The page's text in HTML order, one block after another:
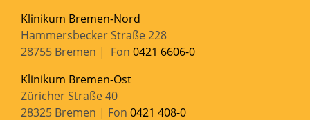
Klinikum Bremen-Nord
Hammersbecker Straße 228
28755 Bremen | Fon 0421 6606-0
Klinikum Bremen-Ost
Züricher Straße 40
28325 Bremen | Fon 0421 408-0